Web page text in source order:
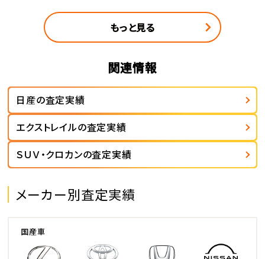
もっと見る
関連情報
日産の査定実績
エクストレイルの査定実績
ＳＵＶ・クロカンの査定実績
メーカー別査定実績
国産車